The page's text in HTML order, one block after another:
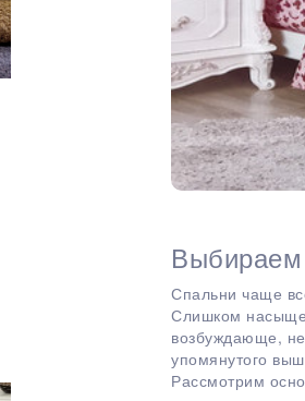
Выбираем
Спальни чаще
Слишком
возбуждающе,
упомянутого
Рассмотрим